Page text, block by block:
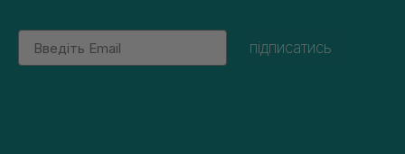
Email
підписатись